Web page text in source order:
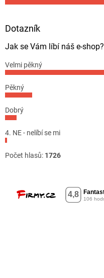
Dotazník
Jak se Vám líbí náš e-shop?
Velmi pěkný
Pěkný
Dobrý
4. NE - nelíbí se mi
Počet hlasů: 1726